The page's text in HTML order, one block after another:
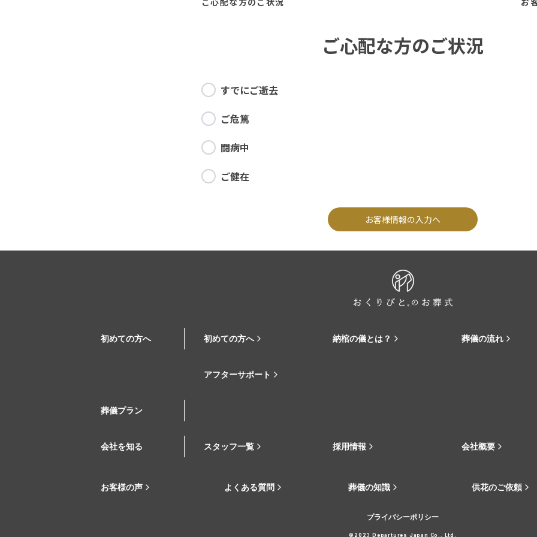
ご心配な方のご状況
すでにご逝去
ご危篤
闘病中
ご健在
お客様情報の入力へ
初めての方へ 初めての方へ 納棺の儀とは？ 葬儀の流れ
アフターサポート
葬儀プラン
会社を知る スタッフ一覧 採用情報 会社概要
お客様の声 よくある質問 葬儀の知識 供花のご依頼
プライバシーポリシー
©2023 Departures Japan Co., Ltd.